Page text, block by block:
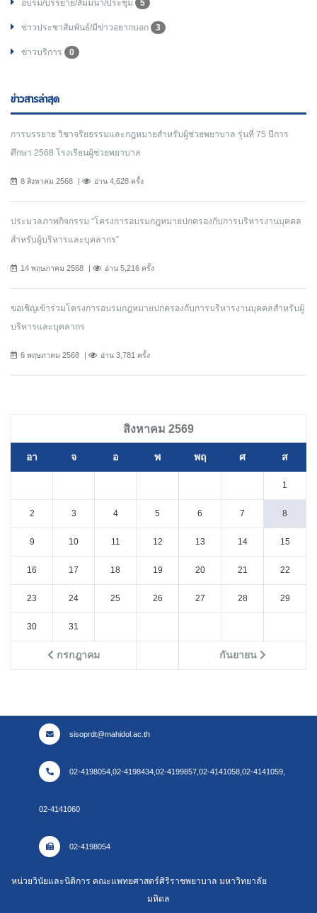
อบรม/บรรยาย/สัมมนา/ประชุม 5
ข่าวประชาสัมพันธ์/มีข่าวอยากบอก 3
ข่าวบริการ 0
ข่าวสารล่าสุด
การบรรยาย วิชาจริยธรรมและกฎหมายสำหรับผู้ช่วยพยาบาล รุ่นที่ 75 ปีการ
ศึกษา 2568 โรงเรียนผู้ช่วยพยาบาล
8 สิงหาคม 2568 อ่าน 4,628 ครั้ง
ประมวลภาพกิจกรรม “โครงการอบรมกฎหมายปกครองกับการบริหารงานบุคคล
สำหรับผู้บริหารและบุคลากร”
14 พฤษภาคม 2568 อ่าน 5,216 ครั้ง
ขอเชิญเข้าร่วมโครงการอบรมกฎหมายปกครองกับการบริหารงานบุคคลสำหรับผู้
บริหารและบุคลากร
6 พฤษภาคม 2568 อ่าน 3,781 ครั้ง
สิงหาคม 2569
อา จ อ พ พฤ ศ ส
กรกฎาคม กันยายน
1
2 3 4 5 6 7 8
9 10 11 12 13 14 15
16 17 18 19 20 21 22
23 24 25 26 27 28 29
30 31
sisoprdt@mahidol.ac.th
02-4198054,02-4198434,02-4199857,02-4141058,02-4141059,
02-4141060
02-4198054
หน่วยวินัยและนิติการ คณะแพทยศาสตร์ศิริราชพยาบาล มหาวิทยาลัย
มหิดล